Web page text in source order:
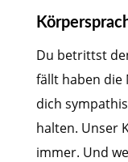
Du betrittst
fällt haben die
dich
halten. Unser
immer. Und